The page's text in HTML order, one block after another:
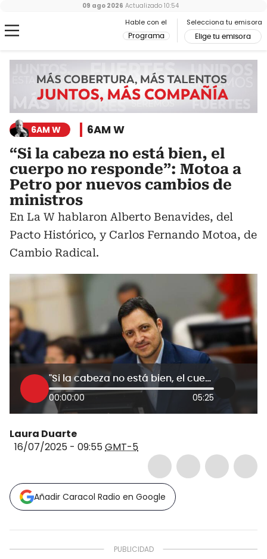
Hable con el
Programa
Selecciona tu emisora
Elige tu emisora
09 ago 2026 Actualizado 10:54
6AM W 6AM W
“Si la cabeza no está bien, el
cuerpo no responde”: Motoa a
Petro por nuevos cambios de
ministros
En La W hablaron Alberto Benavides, del
Pacto Histórico, y Carlos Fernando Motoa, de
Cambio Radical.
"Si la cabeza no está bien, el cuerpo no responde": Motoa al presidente Petro por nuevos cambios de ministros
00:00:00 05:25
Laura Duarte
16/07/2025 - 09:55GMT-5
Añadir Caracol Radio en Google